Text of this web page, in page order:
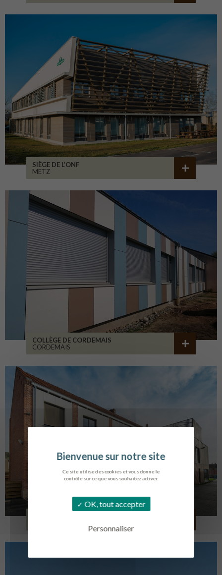
Ce site utilise des cookies et vous donne le
contrôle sur ce que vous souhaitez activer.
OK, tout accepter
Personnaliser
SIÈGE DE L’ONF
METZ
COLLÈGE DE CORDEMAIS
CORDEMAIS